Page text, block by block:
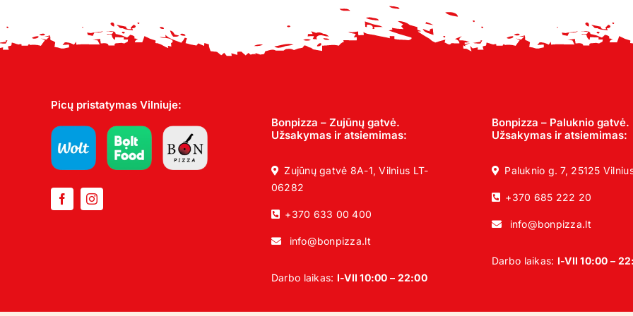
Picų pristatymas Vilniuje:
Bonpizza – Zujūnų gatvė.
Užsakymas ir atsiemimas:
Zujūnų gatvė 8A-1, Vilnius LT-
06282
+370 633 00 400
info@bonpizza.lt
Darbo laikas: I-VII 10:00 – 22:00
Bonpizza – Paluknio gatvė.
Užsakymas ir atsiemimas:
Paluknio g. 7, 25125
+370 685 222 20
info@bonpizza.lt
Darbo laikas: I-VII 10:00 –